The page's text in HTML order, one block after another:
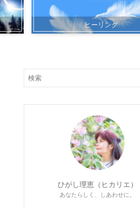
ヒーリング
ひがし理恵（ヒカリエ）
あなたらしく、しあわせに。